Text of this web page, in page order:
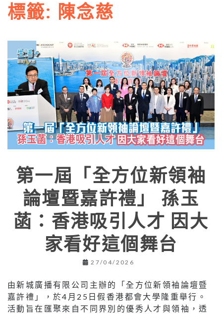
標籤: 陳念慈
第一屆「全方位新領袖
論壇暨嘉許禮」 孫玉
菡：香港吸引人才 因大
家看好這個舞台
27/04/2026
由新城廣播有限公司主辦的「全方位新領袖論壇暨
嘉許禮」，於4月25日假香港都會大學隆重舉行。
活動旨在匯聚來自不同界別的優秀人才與領袖，透